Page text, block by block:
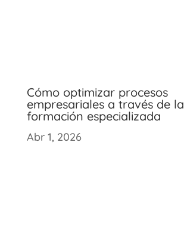
Cómo optimizar procesos
empresariales a través de la
formación especializada
Abr 1, 2026